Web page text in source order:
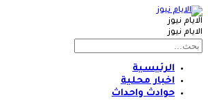
الايام نيوز
الايام نيوز
الرئيسية
اخبار محلية
حوادث واحداث